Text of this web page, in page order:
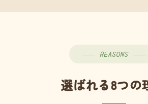
REASONS
選ばれる8つの